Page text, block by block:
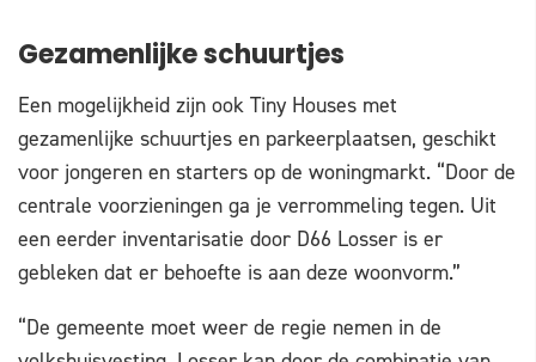
Gezamenlijke schuurtjes
Een mogelijkheid zijn ook Tiny Houses met
gezamenlijke schuurtjes en parkeerplaatsen, geschikt
voor jongeren en starters op de woningmarkt. “Door de
centrale voorzieningen ga je verrommeling tegen. Uit
een eerder inventarisatie door D66 Losser is er
gebleken dat er behoefte is aan deze woonvorm.”
“De gemeente moet weer de regie nemen in de